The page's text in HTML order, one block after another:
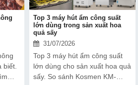
biết.
Top 3 máy hút ẩm công suất
lớn dùng trong sản xuất hoa
quả sấy
31/07/2026
Top 3 máy hút ẩm công suất
lớn dùng cho sản xuất hoa quả
sấy. So sánh Kosmen KM-